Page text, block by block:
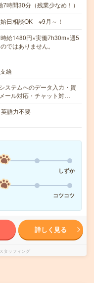
時間30分（残業少なめ！）
日相談OK ※9月～！
給1480円×実働7h30m×週5
ではありません。
給
ステムへのデータ入力・資
ール対応・チャット対…
語力不要
しずか
コツコツ
詳しく見る
タッフィング